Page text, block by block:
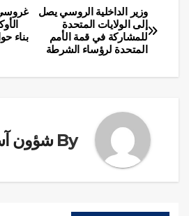
تصفّح
المقالات
بناء
وزير الداخلية الروسي يصل
إلى الولايات المتحدة
للمشاركة في قمة الأمم
المتحدة لرؤساء الشرطة
By شؤون